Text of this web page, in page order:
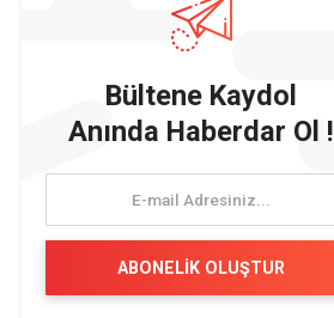
Bültene Kaydol
Anında Haberdar Ol !
ABONELİK OLUŞTUR